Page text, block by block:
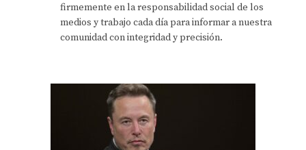
firmemente en la responsabilidad social de los
medios y trabajo cada día para informar a nuestra
comunidad con integridad y precisión.